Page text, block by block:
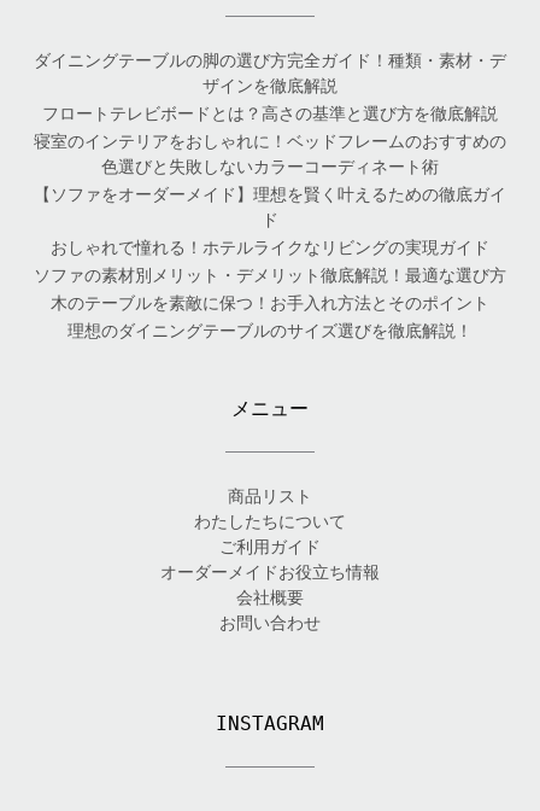
ダイニングテーブルの脚の選び方完全ガイド！種類・素材・デ
ザインを徹底解説
フロートテレビボードとは？高さの基準と選び方を徹底解説
寝室のインテリアをおしゃれに！ベッドフレームのおすすめの
色選びと失敗しないカラーコーディネート術
【ソファをオーダーメイド】理想を賢く叶えるための徹底ガイ
ド
おしゃれで憧れる！ホテルライクなリビングの実現ガイド
ソファの素材別メリット・デメリット徹底解説！最適な選び方
木のテーブルを素敵に保つ！お手入れ方法とそのポイント
理想のダイニングテーブルのサイズ選びを徹底解説！
メニュー
商品リスト
わたしたちについて
ご利用ガイド
オーダーメイドお役立ち情報
会社概要
お問い合わせ
INSTAGRAM